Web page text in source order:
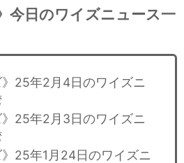
今日のワイズニュース一
25年2月4日のワイズニ
25年2月3日のワイズニ
25年1月24日のワイズニ